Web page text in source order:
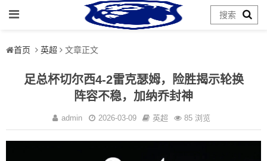
首页 英超 文章正文
足总杯切尔西4-2雷克瑟姆，险胜揭示轮换
阵容不稳，加纳乔封神
admin 2026-03-09 英超 85 浏览